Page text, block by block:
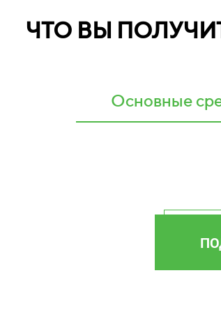
ЧТО ВЫ
Основные